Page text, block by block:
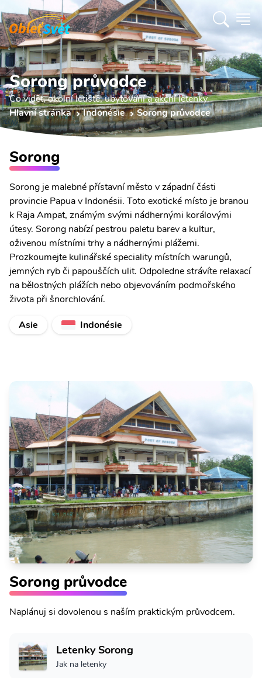
Sorong průvodce
Co vidět, okolní letiště, ubytování a akční letenky.
Hlavní stránka
Indonésie Sorong průvodce
Sorong
Sorong je malebné přístavní město v západní části
provincie Papua v Indonésii. Toto exotické místo je branou
k Raja Ampat, známým svými nádhernými korálovými
útesy. Sorong nabízí pestrou paletu barev a kultur,
oživenou místními trhy a nádhernými plážemi.
Prozkoumejte kulinářské speciality místních warungů,
jemných ryb či papouščích ulit. Odpoledne strávíte relaxací
na bělostných plážích nebo objevováním podmořského
života při šnorchlování.
Asie
Indonésie
Sorong průvodce
Naplánuj si dovolenou s naším praktickým průvodcem.
Letenky Sorong
Jak na letenky